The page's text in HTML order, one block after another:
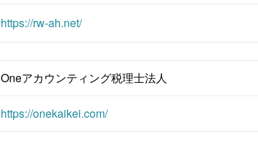
https://rw-ah.net/
Oneアカウンティング税理士法人
https://onekaikei.com/